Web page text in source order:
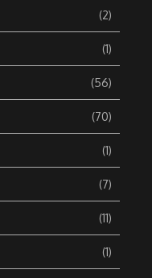
(2)
(1)
(56)
(70)
(1)
(7)
(11)
(1)